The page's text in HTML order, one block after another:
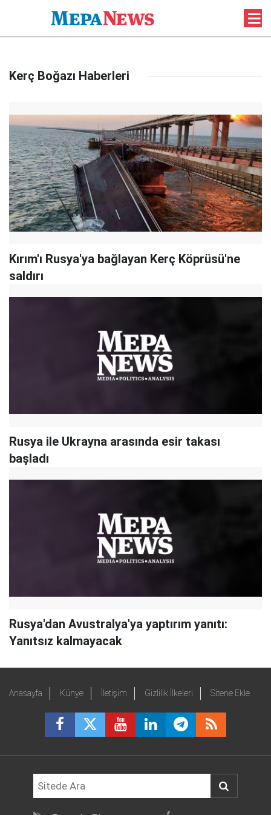
Kerç Boğazı Haberleri
Kırım'ı Rusya'ya bağlayan Kerç Köprüsü'ne
saldırı
Rusya ile Ukrayna arasında esir takası
başladı
Rusya'dan Avustralya'ya yaptırım yanıtı:
Yanıtsız kalmayacak
Anasayfa Künye İletişim Gizlilik İlkeleri Sitene Ekle